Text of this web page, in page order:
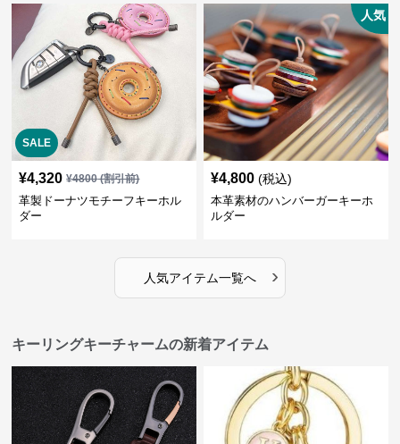
SALE
¥4,320 ¥4800(割引前)
革製ドーナツモチーフキーホル
ダー
人気
¥4,800 (税込)
本革素材のハンバーガーキーホ
ルダー
人気アイテム一覧へ ›
キーリングキーチャームの新着アイテム